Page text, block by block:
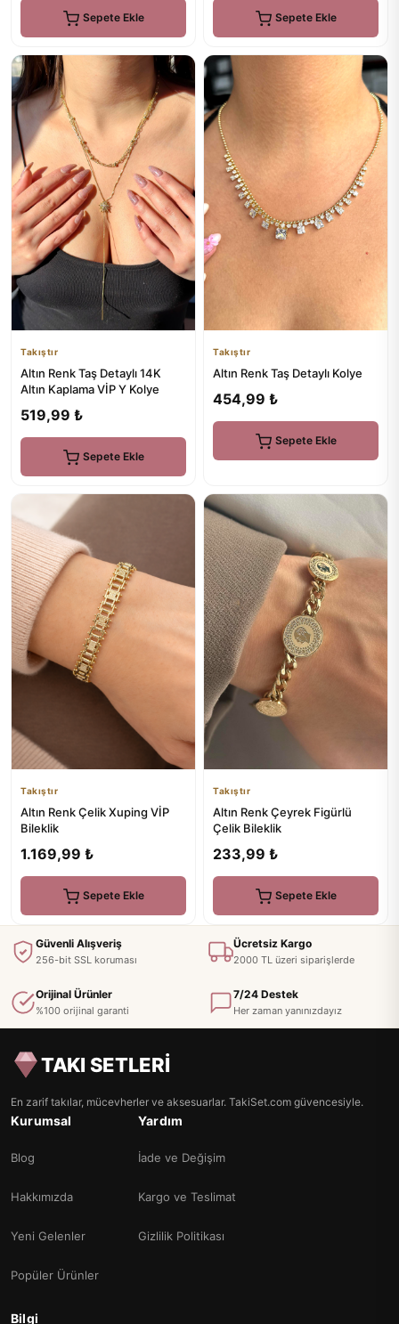
Sepete Ekle Sepete Ekle
Takıştır
Altın Renk Taş Detaylı 14K
Altın Kaplama VİP Y Kolye
519,99 ₺
Sepete Ekle
Takıştır
Altın Renk Taş Detaylı Kolye
454,99 ₺
Sepete Ekle
Takıştır
Altın Renk Çelik Xuping VİP
Bileklik
1.169,99 ₺
Sepete Ekle
Takıştır
Altın Renk Çeyrek Figürlü
Çelik Bileklik
233,99 ₺
Sepete Ekle
Güvenli Alışveriş
256-bit SSL koruması
Ücretsiz Kargo
2000 TL üzeri siparişlerde
Orijinal Ürünler
%100 orijinal garanti
7/24 Destek
Her zaman yanınızdayız
TAKI SETLERİ
En zarif takılar, mücevherler ve aksesuarlar. TakiSet.com güvencesiyle.
Kurumsal
Blog
Hakkımızda
Yeni Gelenler
Popüler Ürünler
Yardım
İade ve Değişim
Kargo ve Teslimat
Gizlilik Politikası
Bilgi